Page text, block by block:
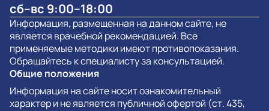
сб–вс 9:00–18:00
Информация, размещенная на данном сайте, не
является врачебной рекомендацией. Все
применяемые методики имеют противопоказания.
Обращайтесь к специалисту за консультацией.
Общие положения
Информация на сайте носит ознакомительный
характер и не является публичной офертой (ст. 435,